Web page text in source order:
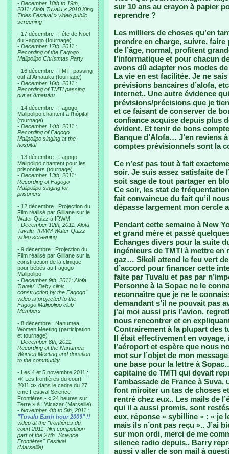
- December 18th to 19th,
2011: Alofa Tuvalu « 2010 King
Tides Festival » video public
screening
- 17 décembre : Fête de Noël
du Fagogo (tournage)
- December 17th, 2011 :
Recording of the Fagogo
Malipolipo Christmas Party
- 16 décembre : TMTI passing
out at Amatuku (tournage)
- December 16th, 2011 :
Recording of TMTI passing
out at Amatuku
- 14 décembre : Fagogo
Malipolipo chantent à l'hôpital
(tournage)
- December 14th, 2011 :
Recording of Fagogo
Malipolipo singing at the
hospital
- 13 décembre : Fagogo
Malipolipo chantent pour les
prisonniers (tournage)
- December 13th, 2011:
Recording of Fagogo
Malipolipo singing for
prisoners
- 12 décembre : Projection du
Film réalisé par Gilliane sur le
Water Quizz à IRWM
- December 12th, 2011: Alofa
Tuvalu "IRWM Water Quizz"
video screening
- 9 décembre : Projection du
Film réalisé par Gilliane sur la
construction de la clinique
pour bébés au Fagogo
Malipolipo
- December 9th, 2011: Alofa
Tuvalu' "Baby clinic
construction by the Fagogo"
video is projected to the
Fagogo Malipolipo club
Members
- 8 décembre : Nanumea
Women Meeting (participation
et tournage)
- December 8th, 2011:
Recording of the Nanumea
Women Meeting and donation
to the community.
- Les 4 et 5 novembre 2011 :
≪ Les frontières du court
2011 ≫ dans le cadre du 27
eme Festival Science
Frontières - « 24 heures sur
Terre » à L’Alcazar (Marseille).
- November 4th to 5th, 2011 :
"Tuvalu Earth hour 2009" !!
video at the "frontières du
court 2011" film competition
part of the 27th "Science
Frontières" Festival
(Marseille).
sur 10 ans au crayon à papier
reprendre ?
Les milliers de choses qu’en
prendre en charge, suivre,
de l’âge, normal, profitent
l’informatique et pour chacun
avons dû adapter nos modes
La vie en est facilitée. Je ne
prévisions bancaires d’alofa,
internet.. Une autre évidence
prévisions/précisions que je
et ce faisant de conserver de
confiance acquise depuis plus
évident. Et tenir de bons
Banque d’Alofa… J’en reviens
comptes prévisionnels sont la
Ce n’est pas tout à fait
soir. Je suis assez satisfaite de
soit sage de tout partager en
Ce soir, les stat de
fait convaincue du fait qu’il
dépasse largement mon cercle
Pendant cette semaine à New
et grand mère et passé
Echanges divers pour la suite
ingénieurs de TMTI à mettre
gaz… Sikeli attend le feu vert
d’accord pour financer cette
faite par Tuvalu et pas par
Personne à la Sopac ne le
reconnaître que je ne le
demandant s’il ne pouvait pas
j’ai moi aussi pris l’avion,
nous rencontrer et en
Contrairement à la plupart des
Il était effectivement en
l’aéroport et espère que nous
mot sur l’objet de mon
une base pour la lettre à
capitaine de TMTI qui devait
l’ambassade de France à
font miroiter un tas de choses
rentré chez eux.. Les mails de
qui il a aussi promis, sont
eux, réponse « sybilline » : « je
mais ils n’ont pas reçu ».. J’ai
sur mon ordi, merci de me
silence radio depuis.. Barry
aussi y aller de son mail à